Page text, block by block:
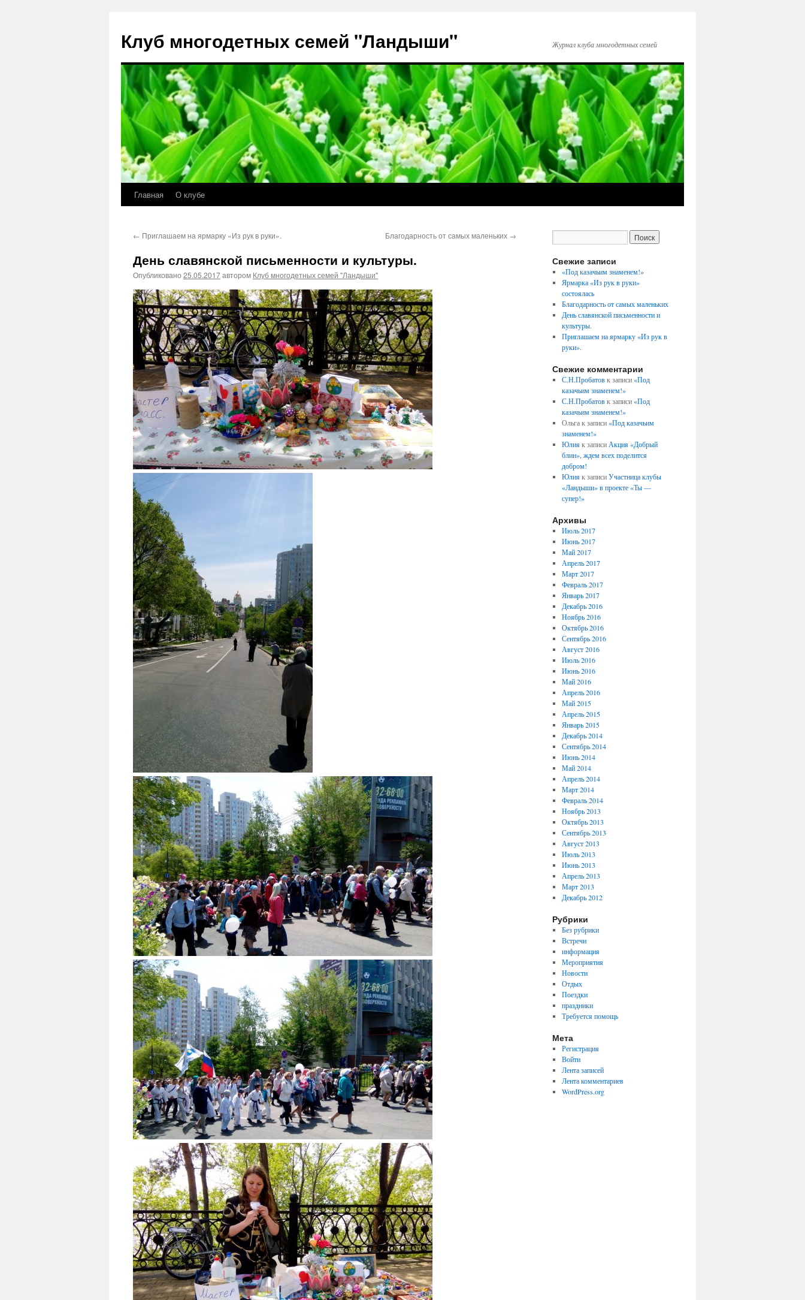
Клуб многодетных семей "Ландыши" Журнал клуба многодетных семей
Перейти
содержимому
Главная О клубе
← Приглашаем на ярмарку «Из рук в руки». Благодарность от самых маленьких →
День славянской письменности и культуры.
Опубликовано 25.05.2017автором Клуб многодетных семей "Ландыши"
Свежие записи
«Под казачьим знаменем!»
Ярмарка «Из рук в руки»
состоялась
Благодарность от самых маленьких
День славянской письменности и
культуры.
Приглашаем на ярмарку «Из рук в
руки».
Свежие комментарии
С.Н.Пробатовк записи«Под
казачьим знаменем!»
С.Н.Пробатовк записи«Под
казачьим знаменем!»
Ольгак записи«Под казачьим
знаменем!»
Юлияк записи Акция «Добрый
блин», ждем всех поделится
добром!
Юлияк записиУчастница клубы
«Ландыши» в проекте «Ты —
супер!»
Архивы
Июль 2017
Июнь 2017
Май 2017
Апрель 2017
Март 2017
Февраль 2017
Январь 2017
Декабрь 2016
Ноябрь 2016
Октябрь 2016
Сентябрь 2016
Август 2016
Июль 2016
Июнь 2016
Май 2016
Апрель 2016
Май 2015
Апрель 2015
Январь 2015
Декабрь 2014
Сентябрь 2014
Июнь 2014
Май 2014
Апрель 2014
Март 2014
Февраль 2014
Ноябрь 2013
Октябрь 2013
Сентябрь 2013
Август 2013
Июль 2013
Июнь 2013
Апрель 2013
Март 2013
Декабрь 2012
Рубрики
Без рубрики
Встречи
информация
Мероприятия
Новости
Отдых
Поездки
праздники
Требуется помощь
Мета
Регистрация
Войти
Лента записей
Лента комментариев
WordPress.org